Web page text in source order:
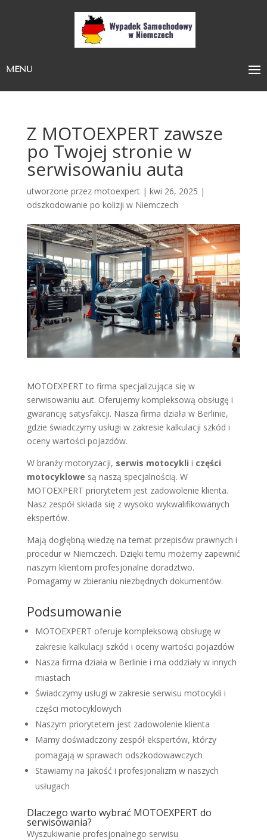
MENU
Z MOTOEXPERT zawsze
po Twojej stronie w
serwisowaniu auta
utworzone przez motoexpert| kwi 26, 2025 |
odszkodowanie po kolizji w Niemczech
MOTOEXPERT to firma specjalizująca się w
serwisowaniu aut. Oferujemy kompleksową obsługę i
gwarancję satysfakcji. Nasza firma działa w Berlinie,
gdzie świadczymy usługi w zakresie kalkulacji szkód i
oceny wartości pojazdów.
W branży motoryzacji, serwis motocykli i części
motocyklowe są naszą specjalnością. W
MOTOEXPERT priorytetem jest zadowolenie klienta.
Nasz zespół składa się z wysoko wykwalifikowanych
ekspertów.
Mają dogłębną wiedzę na temat przepisów prawnych i
procedur w Niemczech. Dzięki temu możemy zapewnić
naszym klientom profesjonalne doradztwo.
Pomagamy w zbieraniu niezbędnych dokumentów.
Podsumowanie
MOTOEXPERT oferuje kompleksową obsługę w
zakresie kalkulacji szkód i oceny wartości pojazdów
Nasza firma działa w Berlinie i ma oddziały w innych
miastach
Świadczymy usługi w zakresie serwisu motocykli i
części motocyklowych
Naszym priorytetem jest zadowolenie klienta
Mamy doświadczony zespół ekspertów, którzy
pomagają w sprawach odszkodowawczych
Stawiamy na jakość i profesjonalizm w naszych
usługach
Dlaczego warto wybrać MOTOEXPERT do
serwisowania?
Wyszukiwanie profesjonalnego serwisu